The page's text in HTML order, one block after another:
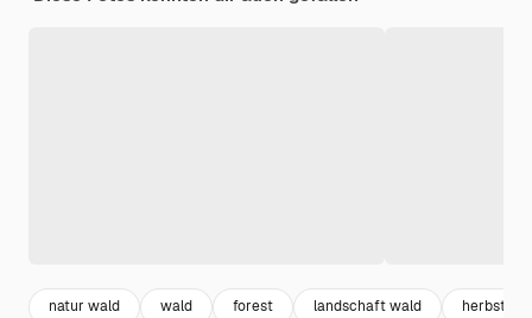
natur wald wald forest landschaft wald herbst